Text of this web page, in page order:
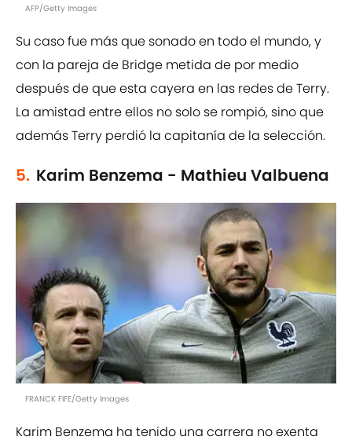
AFP/Getty Images
Su caso fue más que sonado en todo el mundo, y
con la pareja de Bridge metida de por medio
después de que esta cayera en las redes de Terry.
La amistad entre ellos no solo se rompió, sino que
además Terry perdió la capitanía de la selección.
5. Karim Benzema - Mathieu Valbuena
FRANCK FIFE/Getty Images
Karim Benzema ha tenido una carrera no exenta